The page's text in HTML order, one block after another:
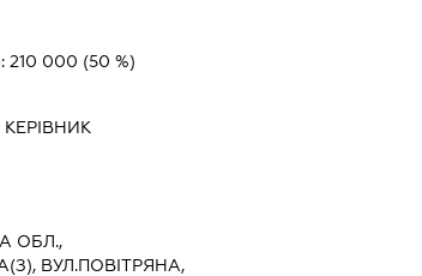
210 000 (50 %)
КЕРІВНИК
ОБЛ.,
ВУЛ.ПОВІТРЯНА,